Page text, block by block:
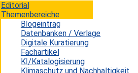
Editorial
Themenbereiche
Blogeintrag
Datenbanken / Verlage
Digitale Kuratierung
Fachartikel
KI/Katalogisierung
Klimaschutz und Nachhaltigkeit
Autor: Erwin König
ist längst auf dem
und schreitet